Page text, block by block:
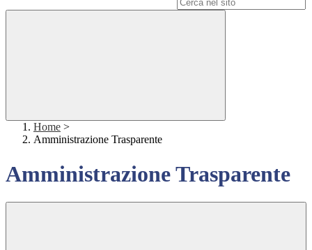
Home >
Amministrazione Trasparente
Amministrazione Trasparente